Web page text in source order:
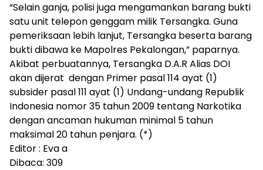
“Selain ganja, polisi juga mengamankan barang bukti
satu unit telepon genggam milik Tersangka. Guna
pemeriksaan lebih lanjut, Tersangka beserta barang
bukti dibawa ke Mapolres Pekalongan,” paparnya.
Akibat perbuatannya, Tersangka D.A.R Alias DOI
akan dijerat dengan Primer pasal 114 ayat (1)
subsider pasal 111 ayat (1) Undang-undang Republik
Indonesia nomor 35 tahun 2009 tentang Narkotika
dengan ancaman hukuman minimal 5 tahun
maksimal 20 tahun penjara. (*)
Editor : Eva a
Dibaca: 309